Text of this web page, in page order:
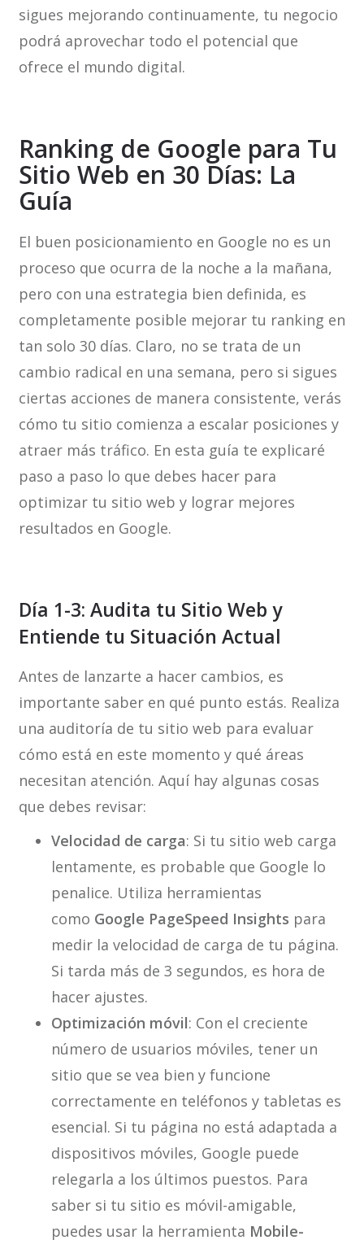
sigues mejorando continuamente, tu negocio
podrá aprovechar todo el potencial que
ofrece el mundo digital.
Ranking de Google para Tu
Sitio Web en 30 Días: La
Guía
El buen posicionamiento en Google no es un
proceso que ocurra de la noche a la mañana,
pero con una estrategia bien definida, es
completamente posible mejorar tu ranking en
tan solo 30 días. Claro, no se trata de un
cambio radical en una semana, pero si sigues
ciertas acciones de manera consistente, verás
cómo tu sitio comienza a escalar posiciones y
atraer más tráfico. En esta guía te explicaré
paso a paso lo que debes hacer para
optimizar tu sitio web y lograr mejores
resultados en Google.
Día 1-3: Audita tu Sitio Web y
Entiende tu Situación Actual
Antes de lanzarte a hacer cambios, es
importante saber en qué punto estás. Realiza
una auditoría de tu sitio web para evaluar
cómo está en este momento y qué áreas
necesitan atención. Aquí hay algunas cosas
que debes revisar:
Velocidad de carga: Si tu sitio web carga
lentamente, es probable que Google lo
penalice. Utiliza herramientas
como Google PageSpeed Insights para
medir la velocidad de carga de tu página.
Si tarda más de 3 segundos, es hora de
hacer ajustes.
Optimización móvil: Con el creciente
número de usuarios móviles, tener un
sitio que se vea bien y funcione
correctamente en teléfonos y tabletas es
esencial. Si tu página no está adaptada a
dispositivos móviles, Google puede
relegarla a los últimos puestos. Para
saber si tu sitio es móvil-amigable,
puedes usar la herramienta Mobile-